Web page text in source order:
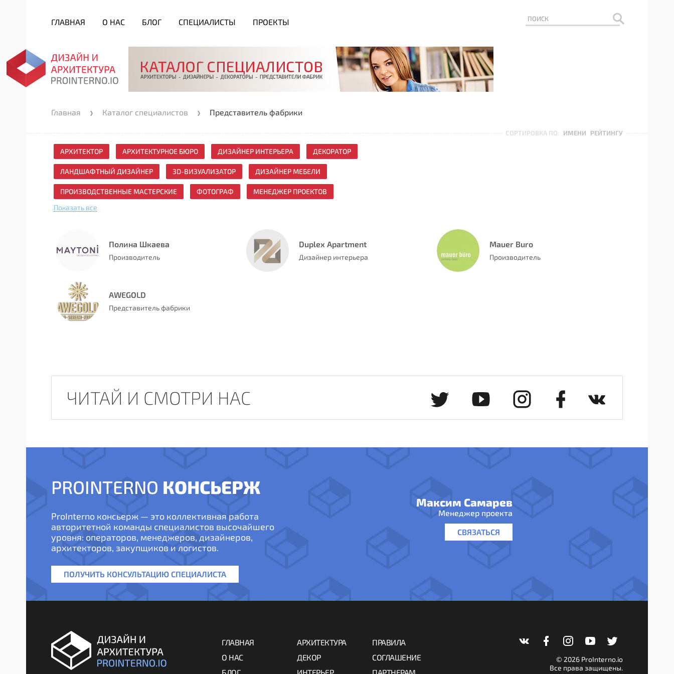
ГЛАВНАЯ О НАС БЛОГ СПЕЦИАЛИСТЫ ПРОЕКТЫ
Главная Каталог специалистов Представитель фабрики
СОРТИРОВКА ПО: ИМЕНИ РЕЙТИНГУ
АРХИТЕКТОР АРХИТЕКТУРНОЕ БЮРО ДИЗАЙНЕР ИНТЕРЬЕРА ДЕКОРАТОР
ЛАНДШАФТНЫЙ ДИЗАЙНЕР 3D-ВИЗУАЛИЗАТОР ДИЗАЙНЕР МЕБЕЛИ
ПРОИЗВОДСТВЕННЫЕ МАСТЕРСКИЕ ФОТОГРАФ
МЕНЕДЖЕР ПРОЕКТОВ
Показать все
Полина Шкаева
Производитель
Duplex Apartment
Дизайнер интерьера
Mauer Buro
Производитель
AWEGOLD
Представитель фабрики
ЧИТАЙ И СМОТРИ НАС
PROINTERNO КОНСЬЕРЖ
ProInterno консьерж — это коллективная работа
авторитетной команды специалистов высочайшего
уровня: операторов, менеджеров, дизайнеров,
архитекторов, закупщиков и логистов.
ПОЛУЧИТЬ КОНСУЛЬТАЦИЮ СПЕЦИАЛИСТА
Максим Самарев
Менеджер проекта
СВЯЗАТЬСЯ
ГЛАВНАЯ
О НАС
АРХИТЕКТУРА
ДЕКОР
ПРАВИЛА
СОГЛАШЕНИЕ
© 2026 ProInterno.io
Все права защищены.